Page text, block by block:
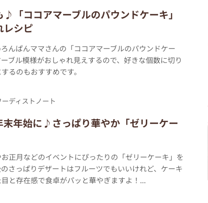
「ココアマーブルのパウンドケーキ」
レシピ
んぱんママさんの「ココアマーブルのパウンドケー
ブル模様がおしゃれ見えするので、好きな個数に切り
るのもおすすめです。
ーディストノート
末年始に♪さっぱり華やか「ゼリーケー
正月などのイベントにぴったりの「ゼリーケーキ」を
さっぱりデザートはフルーツでもいいけれど、ケーキ
と存在感で食卓がパッと華やぎますよ！...